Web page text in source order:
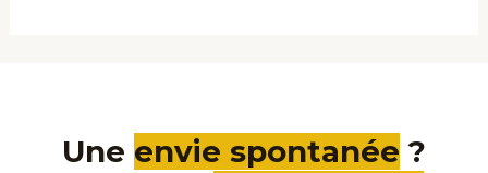
Une envie spontanée ?